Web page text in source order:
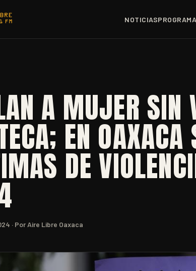
NOTICIAS
A MUJER SIN
EN
DE
· Por Aire Libre Oaxaca